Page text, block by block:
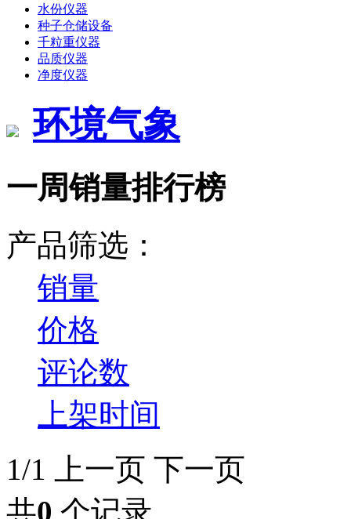
水份仪器
种子仓储设备
千粒重仪器
品质仪器
净度仪器
环境气象
一周销量排行榜
产品筛选：
销量
价格
评论数
上架时间
1/1
上一页 下一页
共0 个记录